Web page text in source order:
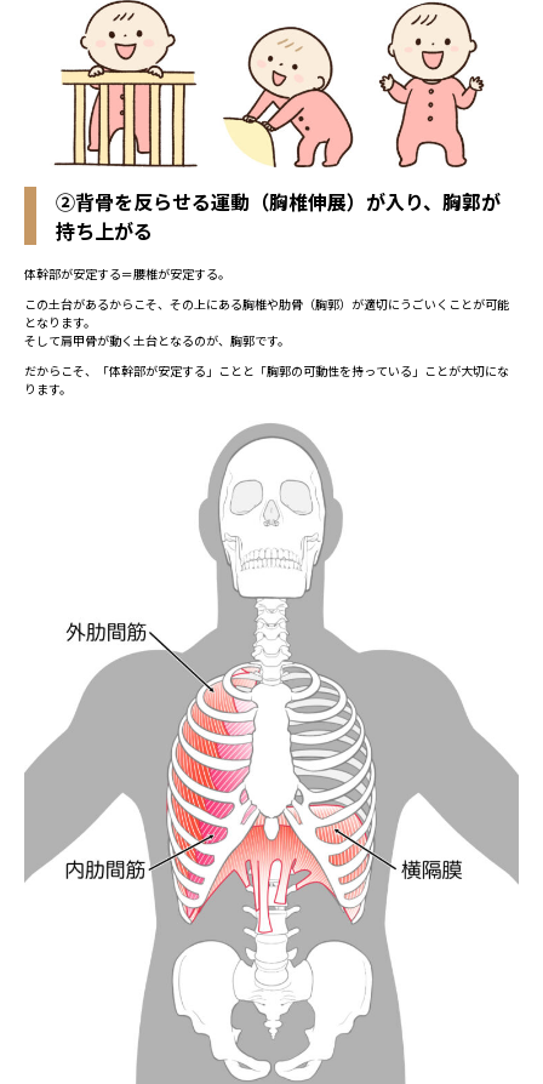
②背骨を反らせる運動（胸椎伸展）が入り、胸郭が
持ち上がる
体幹部が安定する＝腰椎が安定する。
この土台があるからこそ、その上にある胸椎や肋骨（胸郭）が適切にうごいくことが可能
となります。
そして肩甲骨が動く土台となるのが、胸郭です。
だからこそ、「体幹部が安定する」ことと「胸郭の可動性を持っている」ことが大切にな
ります。